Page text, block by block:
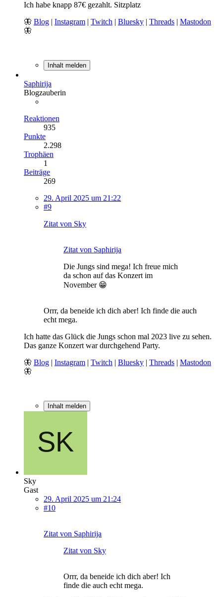
Ich habe knapp 87€ gezahlt. Sitzplatz
🦋 Blog | Instagram | Twitch | Bluesky | Threads | Mastodon
🦋
Inhalt melden
Saphirija
Blogzauberin
Reaktionen
935
Punkte
2.298
Trophäen
1
Beiträge
269
29. April 2025 um 21:22
#9
Zitat von Sky
Zitat von Saphirija
Die Jungs sind mega! Ich freue mich
da schon auf das Konzert im
November 😁
Orrr, da beneide ich dich aber! Ich finde die auch
echt mega.
Ich hatte das Glück die Jungs schon mal 2023 live zu sehen.
Das ganze Konzert war durchgehend Party.
🦋 Blog | Instagram | Twitch | Bluesky | Threads | Mastodon
🦋
Inhalt melden
Sky
Gast
29. April 2025 um 21:24
#10
Zitat von Saphirija
Zitat von Sky
Orrr, da beneide ich dich aber! Ich
finde die auch echt mega.